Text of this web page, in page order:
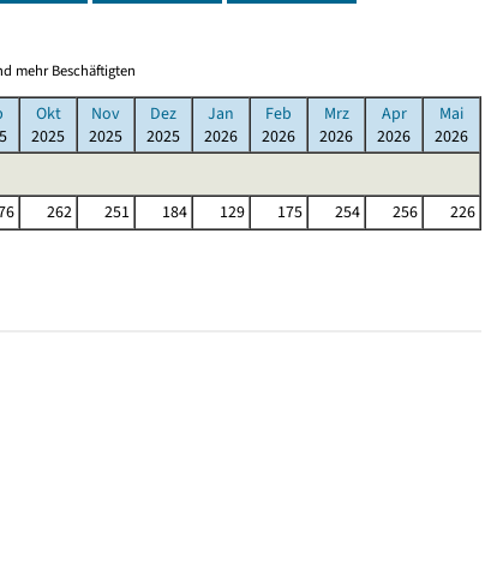
mehr Beschäftigten
Okt
2025
Nov
2025
Dez
2025
Jan
2026
Feb
2026
Mrz
2026
Apr
2026
Mai
2026
262 251 184 129 175 254 256 226